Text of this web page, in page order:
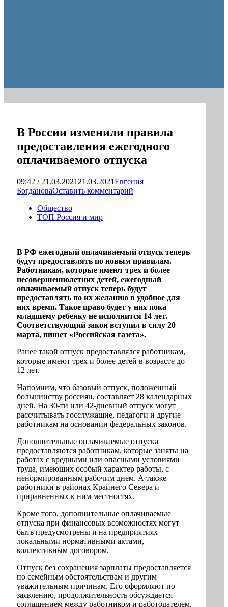
В России изменили правила
предоставления ежегодного
оплачиваемого отпуска
09:42 / 21.03.2021 21.03.2021Евгения
БогдановаОставить комментарий
Общество
ТОП Россия и мир
В РФ ежегодный оплачиваемый отпуск теперь
будут предоставлять по новым правилам.
Работникам, которые имеют трех и более
несовершеннолетних детей, ежегодный
оплачиваемый отпуск теперь будут
предоставлять по их желанию в удобное для
них время. Такое право будет у них пока
младшему ребенку не исполнится 14 лет.
Соответствующий закон вступил в силу 20
марта, пишет «Российская газета».
Ранее такой отпуск предоставлялся работникам,
которые имеют трех и более детей в возрасте до
12 лет.
Напомним, что базовый отпуск, положенный
большинству россиян, составляет 28 календарных
дней. На 30-ти или 42-дневный отпуск могут
рассчитывать госслужащие, педагоги и другие
работникам на основании федеральных законов.
Дополнительные оплачиваемые отпуска
предоставляются работникам, которые заняты на
работах с вредными или опасными условиями
труда, имеющих особый характер работы, с
ненормированным рабочим днем. А также
работники в районах Крайнего Севера и
приравненных к ним местностях.
Кроме того, дополнительные оплачиваемые
отпуска при финансовых возможностях могут
быть предусмотрены и на предприятиях
локальными нормативными актами,
коллективным договором.
Отпуск без сохранения зарплаты предоставляется
по семейным обстоятельствам и другим
уважительным причинам. Его оформляют по
заявлению, продолжительность обсуждается
соглашением между работником и работодателем.